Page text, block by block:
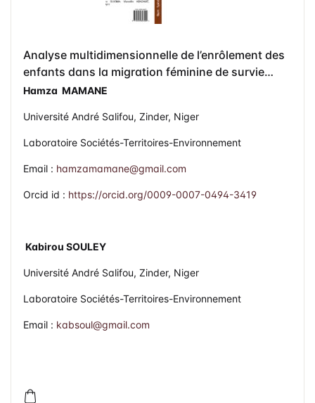
Analyse multidimensionnelle de l’enrôlement des
enfants dans la migration féminine de survie
dans le département de Kantché (Niger)
Hamza MAMANE
Université André Salifou, Zinder, Niger
Laboratoire Sociétés-Territoires-Environnement
Email : hamzamamane@gmail.com
Orcid id : https://orcid.org/0009-0007-0494-3419
Kabirou SOULEY
Université André Salifou, Zinder, Niger
Laboratoire Sociétés-Territoires-Environnement
Email : kabsoul@gmail.com